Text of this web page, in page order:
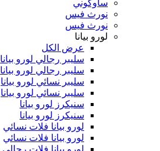
ساوكوني
نورث فيس
نورث فيس
لورو بيانا
عرض الكل
سليبر رجالي لورو بيانا
سليبر رجالي لورو بيانا
سليبر نسائي لورو بيانا
سليبر نسائي لورو بيانا
سنيكرز لورو بيانا
سنيكرز لورو بيانا
لورو بيانا فلات نسائي
لورو بيانا فلات نسائي
لورو بيانا فلات رجالي